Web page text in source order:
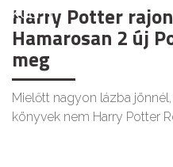
KULT
Harry Potter
Hamarosan 2 új
meg
Mielőtt nagyon lázba
könyvek nem Harry Potter